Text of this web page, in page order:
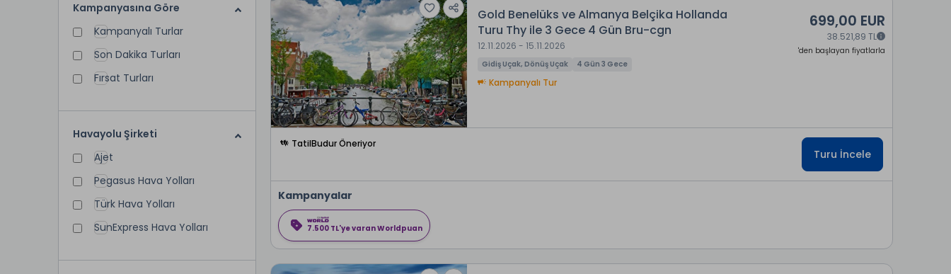
Kampanyasına Göre
Kampanyalı Turlar
Son Dakika Turları
Fırsat Turları
Havayolu Şirketi
Ajet
Pegasus Hava Yolları
Türk Hava Yolları
SunExpress Hava Yolları
Gold Benelüks ve Almanya Belçika Hollanda
Turu Thy ile 3 Gece 4 Gün Bru-cgn
12.11.2026 - 15.11.2026
Gidiş Uçak, Dönüş Uçak 4 Gün 3 Gece
Kampanyalı Tur
699,00 EUR
38.521,89 TL
'den başlayan fiyatlarla
TatilBudur Öneriyor
Turu İncele
Kampanyalar
7.500 TL'ye varan Worldpuan